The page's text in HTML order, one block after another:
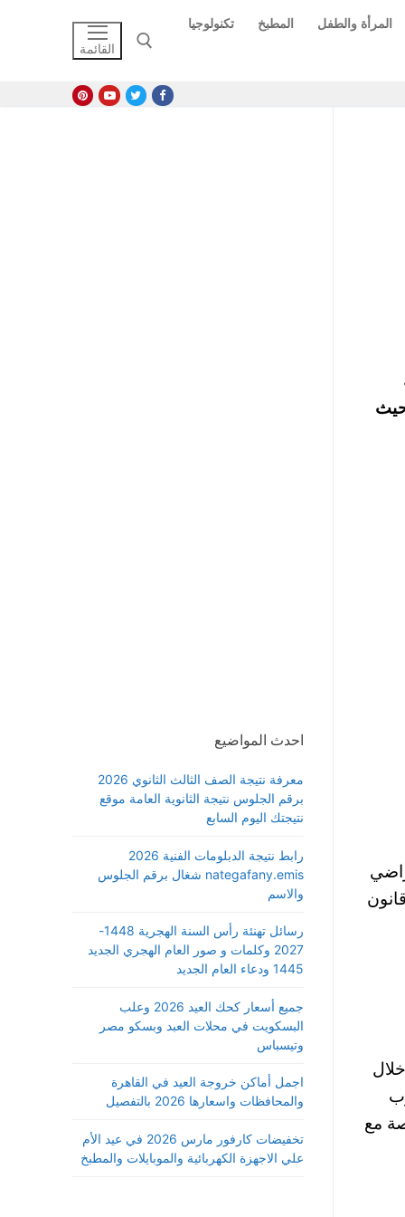
المرأة والطفل المطبخ تكنولوجيا
القائمة
مع
احدث المواضيع
معرفة نتيجة الصف الثالث الثانوي 2026
برقم الجلوس نتيجة الثانوية العامة موقع
نتيجتك اليوم السابع
رابط نتيجة الدبلومات الفنية 2026
nategafany.emis شغال برقم الجلوس
والاسم
رسائل تهنئة رأس السنة الهجرية 1448-
2027 وكلمات و صور العام الهجري الجديد
1445 ودعاء العام الجديد
جميع أسعار كحك العيد 2026 وعلب
البسكويت في محلات العبد وبسكو مصر
وتيسباس
اجمل أماكن خروجة العيد في القاهرة
والمحافظات واسعارها 2026 بالتفصيل
تخفيضات كارفور مارس 2026 في عيد الأم
علي الاجهزة الكهربائية والموبايلات والمطبخ